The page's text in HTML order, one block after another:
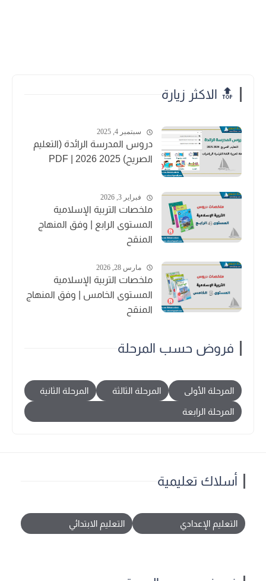
🔝 الاكثر زيارة
سبتمبر 4, 2025
دروس المدرسة الرائدة (التعليم
الصريح) 2025 2026 | PDF
فبراير 3, 2026
ملخصات التربية الإسلامية
المستوى الرابع | وفق المنهاج
المنقح
مارس 28, 2026
ملخصات التربية الإسلامية
المستوى الخامس | وفق المنهاج
المنقح
فروض حسب المرحلة
المرحلة الأولى المرحلة الثالثة المرحلة الثانية
المرحلة الرابعة
أسلاك تعليمية
التعليم الإعدادي التعليم الابتدائي